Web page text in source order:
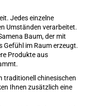
Jedes einzelne
Umständen verarbeitet.
Baum, der mit
Gefühl im Raum erzeugt.
Produkte aus
traditionell chinesischen
Ihnen zusätzlich eine